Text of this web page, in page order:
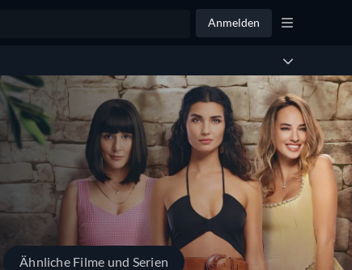
Anmelden
Ähnliche Filme und Serien